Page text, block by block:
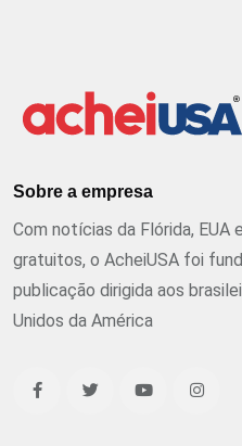
Sobre a empresa
Com notícias da Flórida, EUA
gratuitos, o AcheiUSA foi
publicação dirigida aos
Unidos da América